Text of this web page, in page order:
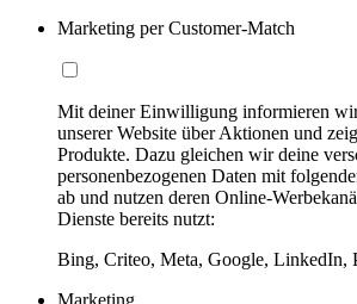
Marketing per Customer-Match
Mit deiner Einwilligung informieren
unserer Website über Aktionen und
Produkte. Dazu gleichen wir deine
personenbezogenen Daten mit
ab und nutzen deren Online-
Dienste bereits nutzt:
Bing, Criteo, Meta, Google, LinkedIn,